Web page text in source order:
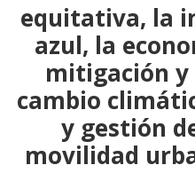
equitativa, la
azul, la
mitigación
cambio
y gestión
movilidad